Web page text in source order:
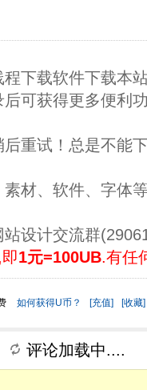
下载软件下载本
可获得更多便利
重试！总是不能
材、软件、字体
设计交流群
1元=100UB.有任
如何获得U币？ [充值] [收藏]
评论加载中....